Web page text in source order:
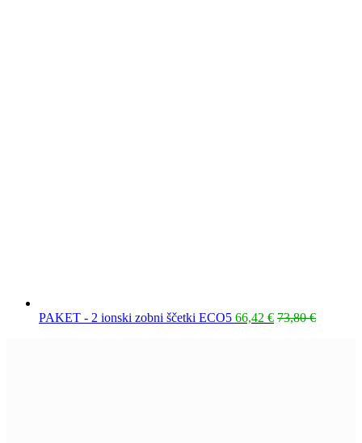
PAKET - 2 ionski zobni ščetki ECO5 66,42 €Trenutna
73,80€Izvirna